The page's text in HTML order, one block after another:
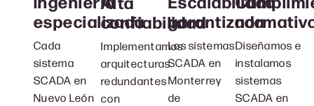
especializada
Cada
sistema
SCADA en
Nuevo León
confiabilidad
Implementamos
arquitecturas
redundantes
con
garantizada
Los sistemas
SCADA en
Monterrey
de
Diseñamos e
instalamos
sistemas
SCADA en